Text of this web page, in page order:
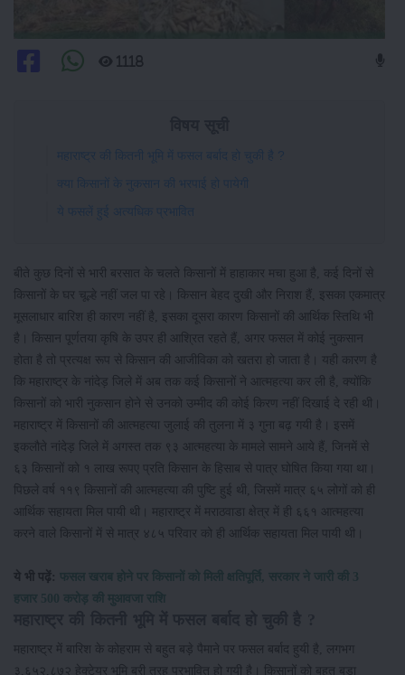
1118
महाराष्ट्र की कितनी भूमि में फसल बर्बाद हो चुकी है ?
क्या किसानों के नुकसान की भरपाई हो पायेगी
ये फसलें हुई अत्यधिक प्रभावित
बीते कुछ दिनों से भारी बरसात के चलते किसानों में हाहाकार मचा हुआ है, कई दिनों से
किसानों के घर चूल्हे नहीं जल पा रहे। किसान बेहद दुखी और निराश हैं, इसका एकमात्र
मूसलाधार बारिश ही कारण नहीं है, इसका दूसरा कारण किसानों की आर्थिक स्तिथि भी
है। किसान पूर्णतया कृषि के उपर ही आश्रित रहते हैं, अगर फसल में कोई नुकसान
होता है तो प्रत्यक्ष रूप से किसान की आजीविका को खतरा हो जाता है। यही कारण है
कि महाराष्ट्र के नांदेड़ जिले में अब तक कई किसानों ने आत्महत्या कर ली है, क्योंकि
किसानों को भारी नुकसान होने से उनको उम्मीद की कोई किरण नहीं दिखाई दे रही थी।
महाराष्ट्र में किसानों की आत्महत्या जुलाई की तुलना में ३ गुना बढ़ गयी है। इसमें
इकलौते नांदेड़ जिले में अगस्त तक ९३ आत्महत्या के मामले सामने आये हैं, जिनमें से
६३ किसानों को १ लाख रूपए प्रति किसान के हिसाब से पात्र घोषित किया गया था।
पिछले वर्ष ११९ किसानों की आत्महत्या की पुष्टि हुई थी, जिसमें मात्र ६५ लोगों को ही
आर्थिक सहायता मिल पायी थी। महाराष्ट्र में मराठवाडा क्षेत्र में ही ६६१ आत्महत्या
करने वाले किसानों में से मात्र ४८५ परिवार को ही आर्थिक सहायता मिल पायी थी।
ये भी पढ़ें: फसल खराब होने पर किसानों को मिली क्षतिपूर्ति, सरकार ने जारी की 3
हजार 500 करोड़ की मुआवजा राशि
महाराष्ट्र में बारिश के कोहराम से बहुत बड़े पैमाने पर फसल बर्बाद हुयी है, लगभग
३,६५२,८७२ हेक्टेयर भूमि बुरी तरह प्रभावित हो गयी है। किसानों को बहुत बड़ा